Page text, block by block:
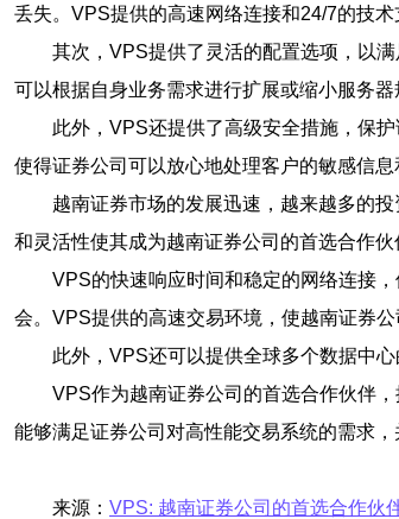
丢失。VPS提供的高速网络连接和24/7的技
其次，VPS提供了灵活的配置选项，以
可以根据自身业务需求进行扩展或缩小服务器
此外，VPS还提供了高级安全措施，保
使得证券公司可以放心地处理客户的敏感信息
越南证券市场的发展迅速，越来越多的
和灵活性使其成为越南证券公司的首选合作伙
VPS的快速响应时间和稳定的网络连接
会。VPS提供的高速交易环境，使越南证券
此外，VPS还可以提供全球多个数据中
VPS作为越南证券公司的首选合作伙伴
能够满足证券公司对高性能交易系统的需求，
来源： VPS: 越南证券公司的首选合作伙